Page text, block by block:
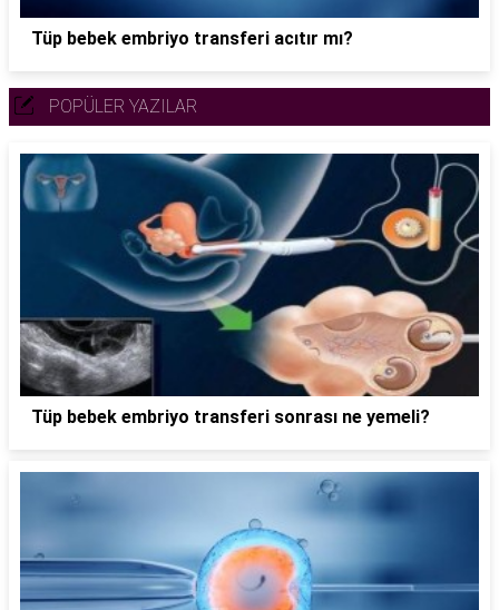
Tüp bebek embriyo transferi acıtır mı?
POPÜLER YAZILAR
Tüp bebek embriyo transferi sonrası ne yemeli?